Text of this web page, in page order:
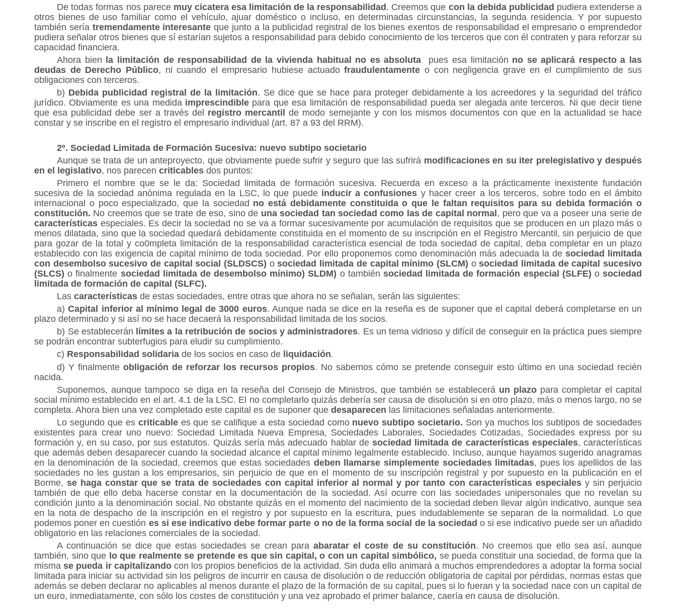
De todas formas nos parece muy cicatera esa limitación de la responsabilidad . Creemos que con la debida publicidad pudiera extenderse a
otros bienes de uso familiar como el vehículo, ajuar doméstico o incluso, en determinadas circunstancias, la segunda residencia. Y por supuesto
también sería tremendamente interesante que junto a la publicidad registral de los bienes exentos de responsabilidad el empresario o emprendedor
pudiera señalar otros bienes que sí estarían sujetos a responsabilidad para debido conocimiento de los terceros que con él contraten y para reforzar su
capacidad financiera.
Ahora bien
la limitación de responsabilidad de la vivienda habitual no es absoluta pues esa limitación no se aplicará respecto a las
deudas de Derecho Público, ni cuando el empresario hubiese actuadofraudulentamente o con negligencia grave en el cumplimiento de sus
obligaciones con terceros.
b) Debida publicidad registral de la limitación. Se dice que se hace para proteger debidamente a los acreedores y la seguridad del tráfico
jurídico. Obviamente es una medida imprescindible para que esa limitación de responsabilidad pueda ser alegada ante terceros. Ni que decir tiene
que esa publicidad debe ser a través del registro mercantil
de modo semejante y con los mismos documentos con que en la actualidad se hace
constar y se inscribe en el registro el empresario individual (art. 87 a 93 del RRM).
2º. Sociedad Limitada de Formación Sucesiva: nuevo subtipo societario
Aunque se trata de un anteproyecto, que obviamente puede sufrir y seguro que las sufrirá modificaciones en su iter prelegislativo y después
en el legislativo, nos parecen criticables dos puntos:
Primero el nombre que se le da: Sociedad limitada de formación sucesiva. Recuerda en exceso a la prácticamente inexistente fundación
sucesiva de la sociedad anónima regulada en la LSC, lo que puede inducir a confusiones y hacer creer a los terceros, sobre todo en el ámbito
internacional o poco especializado, que la sociedad no está debidamente constituida o que le faltan requisitos para su debida formación o
constitución. No creemos que se trate de eso, sino de una sociedad tan sociedad como las de capital normal , pero que va a poseer una serie de
características especiales. Es decir la sociedad no se va a formar sucesivamente por acumulación de requisitos que se producen en un plazo más o
menos dilatada, sino que la sociedad quedará debidamente constituida en el momento de su inscripción en el Registro Mercantil, sin perjuicio de que
para gozar de la total y co0mpleta limitación de la responsabilidad característica esencial de toda sociedad de capital, deba completar en un plazo
establecido con las exigencia de capital mínimo de toda sociedad. Por ello proponemos como denominación más adecuada la de sociedad limitada
con desembolso sucesivo de capital social (SLDSCS) osociedad limitada de capital mínimo (SLCM) osociedad limitada de capital sucesivo
(SLCS) o finalmente  sociedad limitada de desembolso mínimo) SLDM) o también sociedad limitada de formación especial (SLFE) osociedad
limitada de formación de capital (SLFC).
Lascaracterísticas de estas sociedades, entre otras que ahora no se señalan, serán las siguientes:
a)Capital inferior al mínimo legal de 3000 euros. Aunque nada se dice en la reseña es de suponer que el capital deberá completarse en un
plazo determinado y si así no se hace decaerá la responsabilidad limitada de los socios.
b) Se establecerán límites a la retribución de socios y administradores. Es un tema vidrioso y difícil de conseguir en la práctica pues siempre
se podrán encontrar subterfugios para eludir su cumplimiento.
c) Responsabilidad solidaria de los socios en caso de liquidación.
d) Y finalmenteobligación de reforzar los recursos propios. No sabemos cómo se pretende conseguir esto último en una sociedad recién
nacida.
Suponemos, aunque tampoco se diga en la reseña del Consejo de Ministros, que también se establecerá un plazopara completar el capital
social mínimo establecido en el art. 4.1 de la LSC. El no completarlo quizás debería ser causa de disolución si en otro plazo, más o menos largo, no se
completa. Ahora bien una vez completado este capital es de suponer que desaparecen las limitaciones señaladas anteriormente.
Lo segundo que es criticablees que se califique a esta sociedad como nuevo subtipo societario. Son ya muchos los subtipos de sociedades
existentes para crear uno nuevo: Sociedad Limitada Nueva Empresa, Sociedades Laborales, Sociedades Cotizadas, Sociedades express por su
formación y, en su caso, por sus estatutos. Quizás sería más adecuado hablar de sociedad limitada de características especiales, características
que además deben desaparecer cuando la sociedad alcance el capital mínimo legalmente establecido. Incluso, aunque hayamos sugerido anagramas
en la denominación de la sociedad, creemos que estas sociedades deben llamarse simplemente sociedades limitadas, pues los apellidos de las
sociedades no les gustan a los empresarios, sin perjuicio de que en el momento de su inscripción registral y por supuesto en la publicación en el
Borme,se haga constar que se trata de sociedades con capital inferior al normal y por tanto con características especialesy sin perjuicio
también de que ello deba hacerse constar en la documentación de la sociedad. Así ocurre con las sociedades unipersonales que no revelan su
condición junto a la denominación social. No obstante quizás en el momento del nacimiento de la sociedad deben llevar algún indicativo, aunque sea
en la nota de despacho de la inscripción en el registro y por supuesto en la escritura, pues indudablemente se separan de la normalidad. Lo que
podemos poner en cuestión es si ese indicativo debe formar parte o no de la forma social de la sociedad o si ese indicativo puede ser un añadido
obligatorio en las relaciones comerciales de la sociedad.
A continuación se dice que estas sociedades se crean para abaratar el coste de su constitución. No creemos que ello sea así, aunque
también, sino que lo que realmente se pretende es que sin capital, o con un capital simbólico, se pueda constituir una sociedad, de forma que la
mismase pueda ir capitalizandocon los propios beneficios de la actividad. Sin duda ello animará a muchos emprendedores a adoptar la forma social
limitada para iniciar su actividad sin los peligros de incurrir en causa de disolución o de reducción obligatoria de capital por pérdidas, normas estas que
además se deben declarar no aplicables al menos durante el plazo de la formación de su capital, pues si lo fueran y la sociedad nace con un capital de
un euro, inmediatamente, con sólo los costes de constitución y una vez aprobado el primer balance, caería en causa de disolución.